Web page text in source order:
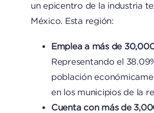
un epicentro de la industria
México. Esta región:
Emplea a más de
Representando el
población
en los municipios de la
Cuenta con más de